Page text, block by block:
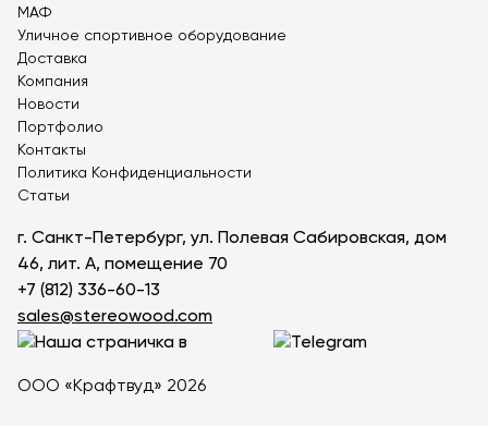
МАФ
Уличное спортивное оборудование
Доставка
Компания
Новости
Портфолио
Контакты
Политика Конфиденциальности
Статьи
г. Санкт-Петербург, ул. Полевая Сабировская, дом
46, лит. А, помещение 70
+7 (812) 336-60-13
sales@stereowood.com
ООО «Крафтвуд» 2026